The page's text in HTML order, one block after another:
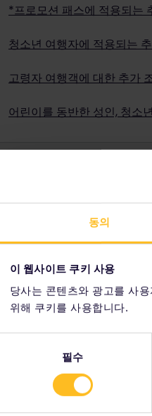
동의
이 웹사이트 쿠키 사용
당사는 콘텐츠와 광고를 사
위해 쿠키를 사용합니다.
필수
*프로모션 패스에 적용되는
프로모션 조건에 따라 특별
청소년 여행자에 적용되는
할인 유스 패스로 여행하려
어야 합니다(청소년 패스 1
고령자 여행객에 대한 추가
할인된 경로 패스로 여행하
어린이를 동반한 성인, 청소
면 누구나 가능합니다.
어린이는 여행 시작 날짜
성인 1명, 만 18세 이상 청
명이 여행하면서 어린이 4
만큼 별도의 유스 패스를 구
12세 미만의 어린이는 동행
후에는 주문에 어린이 패스
만 12-27세 여행자는 청소
벌 패스
가 이상의 더 많은 유럽을 보고 싶
? 글로벌 패스를 이용하면 유럽
연하게 가고 싶은 곳을 당일날 결
습니다. 또는 여행 전체를 미리
습니다. 모두 본인의 결정에 달려
벌 패스 알아보기